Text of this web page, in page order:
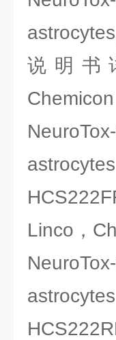
说明书
Chemicon
Linco，